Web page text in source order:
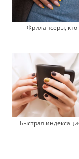
Фрилансеры, кто
Быстрая